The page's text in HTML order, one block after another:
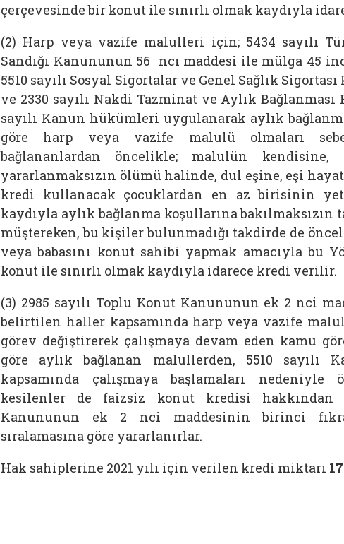
çerçevesinde bir konut ile sınırlı olmak kaydıyla
(2) Harp veya vazife malulleri için; 5434 sayılı
Sandığı Kanununun 56 ncı maddesi ile mülga 45
5510 sayılı Sosyal Sigortalar ve Genel Sağlık
ve 2330 sayılı Nakdi Tazminat ve Aylık
sayılı Kanun hükümleri uygulanarak aylık
göre harp veya vazife malulü olmaları
bağlananlardan öncelikle; malulün
yararlanmaksızın ölümü halinde, dul eşine, eşi
kredi kullanacak çocuklardan en az birisinin
kaydıyla aylık bağlanma koşullarına
müştereken, bu kişiler bulunmadığı takdirde de
veya babasını konut sahibi yapmak amacıyla bu
konut ile sınırlı olmak kaydıyla idarece kredi verilir.
(3) 2985 sayılı Toplu Konut Kanununun ek 2 nci
belirtilen haller kapsamında harp veya vazife
görev değiştirerek çalışmaya devam eden kamu
göre aylık bağlanan malullerden, 5510 sayılı
kapsamında çalışmaya başlamaları nedeniyle
kesilenler de faizsiz konut kredisi hakkından
Kanununun ek 2 nci maddesinin birinci
sıralamasına göre yararlanırlar.
Hak sahiplerine 2021 yılı için verilen kredi miktarı